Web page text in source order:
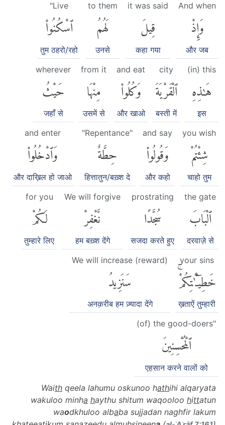
And when
وَإِذْ
और जब
it was said
قِيلَ
कहा गया
to them
لَهُمُ
उनसे
"Live
ٱسْكُنُوا۟
तुम ठहरो/रहो
(in) this
هَٰذِهِ
इस
city
ٱلْقَرْيَةَ
बस्ती में
and eat
وَكُلُوا۟
और खाओ
from it
مِنْهَا
उसमें से
wherever
حَيْثُ
जहाँ से
you wish
شِئْتُمْ
चाहो तुम
and say
وَقُولُوا۟
और कहो
"Repentance"
حِطَّةٌ
हित्तातुन/बख़्श दे
and enter
وَٱدْخُلُوا۟
और दाख़िल हो जाओ
the gate
ٱلْبَابَ
दरवाज़े से
prostrating
سُجَّدًا
सजदा करते हुए
We will forgive
نَّغْفِرْ
हम बख़्श देंगे
for you
لَكُمْ
तुम्हारे लिए
your sins
خَطِيٓـَٰٔتِكُمْۚ
ख़ताऐं तुम्हारी
We will increase (reward)
سَنَزِيدُ
अनक़रीब हम ज़्यादा देंगे
(of) the good-doers"
ٱلْمُحْسِنِينَ
एहसान करने वालों को
Waith qeela lahumu oskunoo hathihi alqaryata
wakuloo minha haythu shitum waqooloo hittatun
waodkhuloo albaba sujjadan naghfir lakum